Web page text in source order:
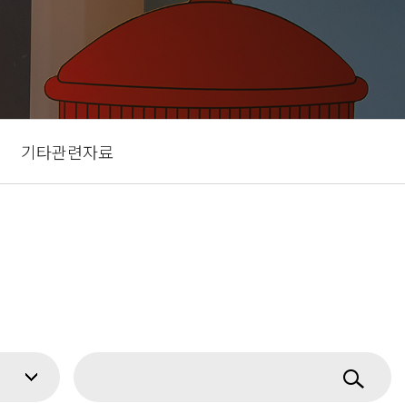
기타관련자료